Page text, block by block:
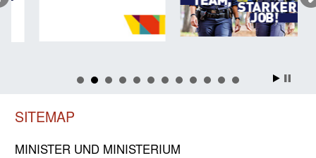
SITEMAP
MINISTER UND MINIST­ERIUM